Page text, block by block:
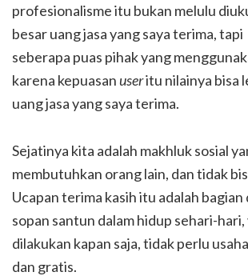
profesionalisme itu bukan melulu
besar uang jasa yang saya terima, tapi
seberapa puas pihak yang
karena kepuasanuseritu nilainya bisa
uang jasa yang saya terima.
Sejatinya kita adalah makhluk sosial
membutuhkan orang lain, dan tidak
Ucapan terima kasih itu adalah
sopan santun dalam hidup sehari-hari,
dilakukan kapan saja, tidak perlu
dan gratis.